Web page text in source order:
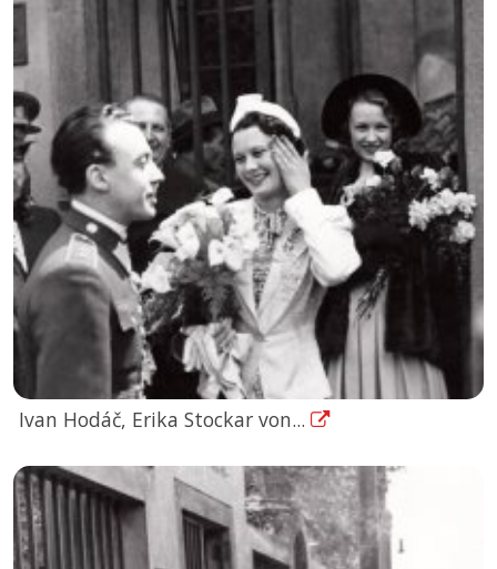
Ivan Hodáč, Erika Stockar von...